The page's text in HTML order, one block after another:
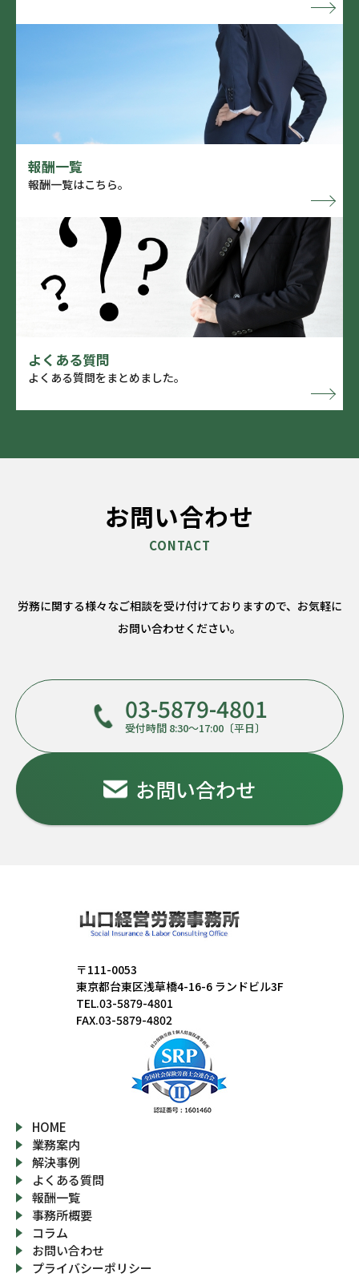
報酬一覧
報酬一覧はこちら。
よくある質問
よくある質問をまとめました。
お問い合わせ
労務に関する様々なご相談を受け付けておりますので、 お気軽に
お問い合わせください。
03-5879-4801
受付時間 8:30～17:00〔平日〕
お問い合わせ
〒111-0053
東京都台東区浅草橋4-16-6 ランドビル3F
TEL.03-5879-4801
FAX.03-5879-4802
HOME
業務案内
解決事例
よくある質問
報酬一覧
事務所概要
コラム
お問い合わせ
プライバシーポリシー